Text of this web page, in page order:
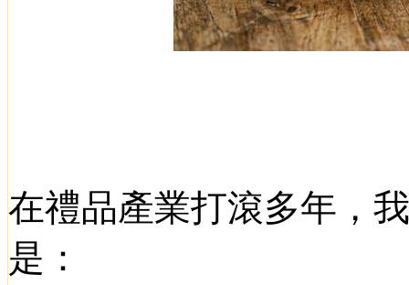
在禮品產業打滾多年，
是：